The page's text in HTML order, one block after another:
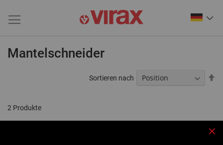
Mantelschneider
2 Produkte
Sortieren nach